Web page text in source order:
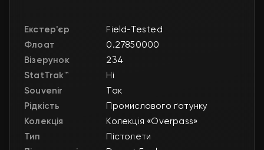
Екстер'єр
Field-Tested
Флоат
0.27850000
Візерунок
234
StatTrak™
Ні
Souvenir
Так
Рідкість
Промислового ґатунку
Колекція
Колекція «Overpass»
Тип
Пістолети